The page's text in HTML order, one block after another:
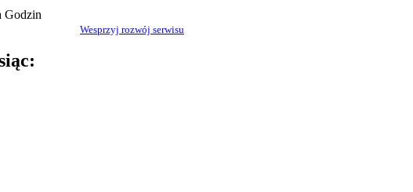
Wesprzyj rozwój serwisu